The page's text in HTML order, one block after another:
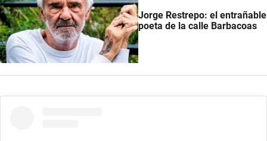
Jorge Restrepo: el entrañable
poeta de la calle Barbacoas